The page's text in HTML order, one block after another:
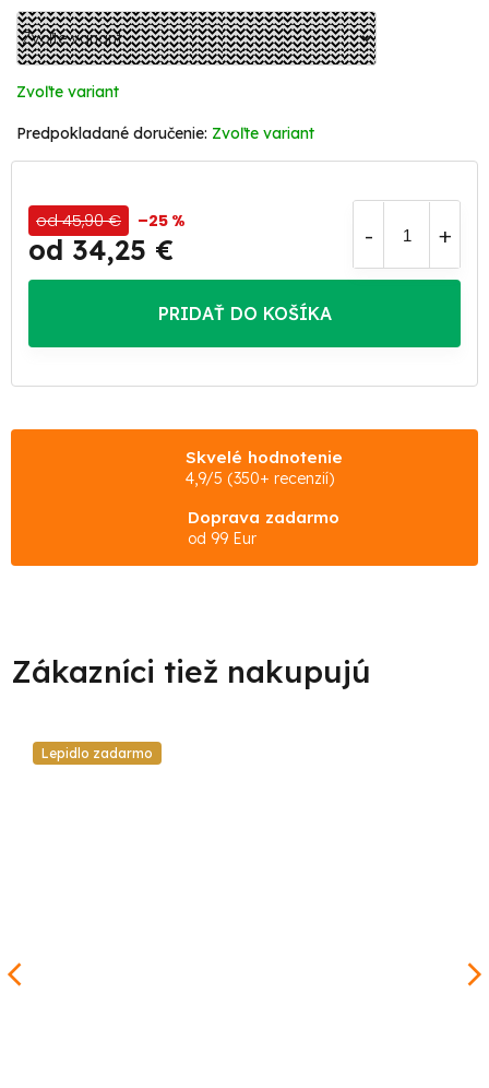
Zvoľte variant
Zvoľte variant
od 45,90 € –25 %
od 34,25 €
Jednotková
PRIDAŤ DO KOŠÍKA
Skvelé hodnotenie
4,9/5 (350+ recenzií)
Doprava zadarmo
od 99 Eur
Lepidlo zadarmo